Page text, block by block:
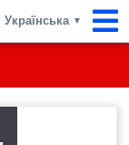
Українська ▼